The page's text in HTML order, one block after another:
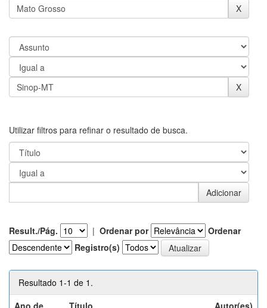
Utilizar filtros para refinar o resultado de busca.
Result./Pág. | Ordenar por
Ordenar
Registro(s)
Resultado 1-1 de 1.
Ano de
Título Autor(es)